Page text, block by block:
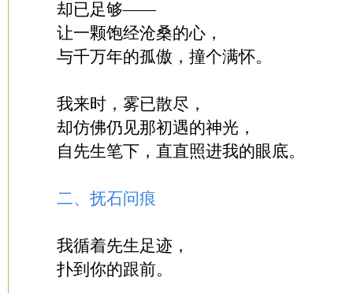
却已足够——
让一颗饱经沧桑的心，
与千万年的孤傲，撞个满怀。
我来时，雾已散尽，
却仿佛仍见那初遇的神光，
自先生笔下，直直照进我的眼底。
二、抚石问痕
我循着先生足迹，
扑到你的跟前。